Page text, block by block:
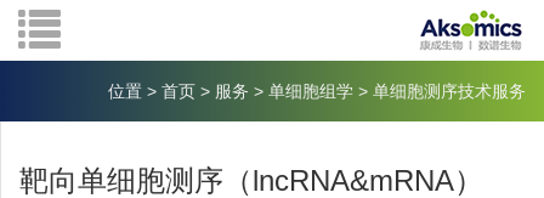
位置 > 首页 > 服务 > 单细胞组学 > 单细胞测序技术服务
靶向单细胞测序（lncRNA&mRNA）